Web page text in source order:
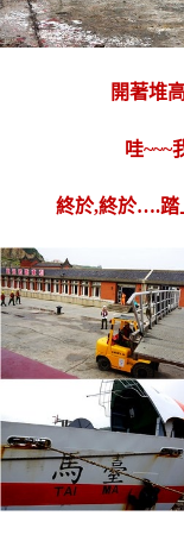
開著堆
哇~~~
終於,終於….踏